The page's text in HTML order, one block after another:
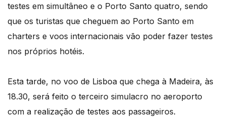
testes em simultâneo e o Porto Santo quatro, sendo
que os turistas que cheguem ao Porto Santo em
charters e voos internacionais vão poder fazer testes
nos próprios hotéis.
Esta tarde, no voo de Lisboa que chega à Madeira, às
18.30, será feito o terceiro simulacro no aeroporto
com a realização de testes aos passageiros.